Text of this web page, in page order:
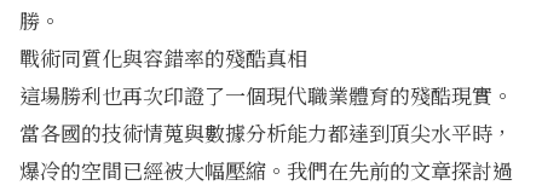
勝。
戰術同質化與容錯率的殘酷真相
這場勝利也再次印證了一個現代職業體育的殘酷現實。
當各國的技術情蒐與數據分析能力都達到頂尖水平時，
爆冷的空間已經被大幅壓縮。我們在先前的文章探討過